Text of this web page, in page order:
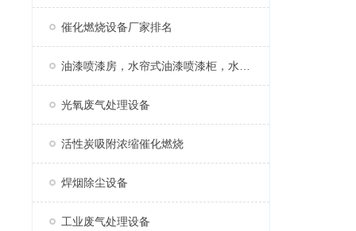
催化燃烧设备厂家排名
光氧废气处理设备
活性炭吸附浓缩催化燃烧
焊烟除尘设备
工业废气处理设备